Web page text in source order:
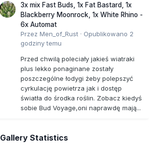
3x mix Fast Buds, 1x Fat Bastard, 1x
Blackberry Moonrock, 1x White Rhino -
6x Automat
Przez Men_of_Rust · Opublikowano 2
godziny temu
Przed chwilą poleciały jakieś wiatraki
plus lekko ponaginane zostały
poszczególne łodygi żeby polepszyć
cyrkulację powietrza jak i dostęp
światła do środka roślin. Zobacz kiedyś
sobie Bud Voyage,oni naprawdę mają...
Gallery Statistics